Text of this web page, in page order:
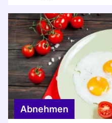
Abnehmen